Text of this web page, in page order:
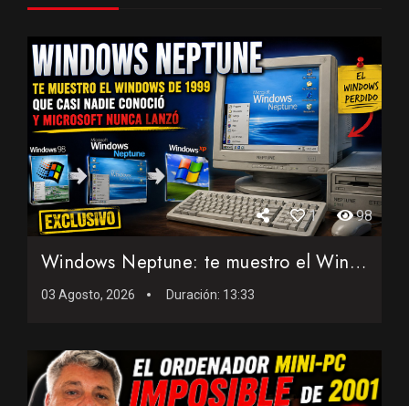
1 98
Windows Neptune: te muestro el Windows de 1999 que casi nadi...
03 Agosto, 2026 Duración: 13:33